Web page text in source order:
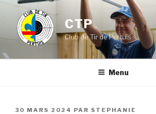
contenu
principal
CTP
Club de Tir de Pertuis
Menu
PUBLIÉ
30 MARS 2024 PAR STEPHANIE